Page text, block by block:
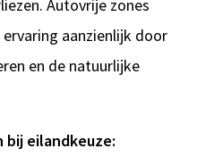
Autovrije zones
aanzienlijk door
en de natuurlijke
eilandkeuze: